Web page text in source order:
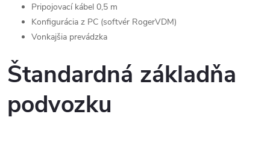
Pripojovací kábel 0,5 m
Konfigurácia z PC (softvér RogerVDM)
Vonkajšia prevádzka
Štandardná základňa
podvozku